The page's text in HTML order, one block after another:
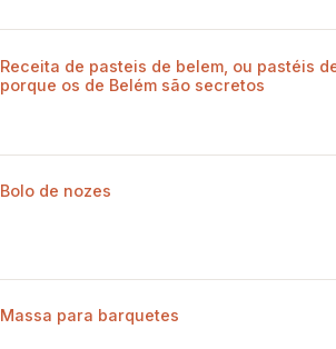
Receita de pasteis de belem, ou pastéis
porque os de Belém são secretos
Bolo de nozes
Massa para barquetes